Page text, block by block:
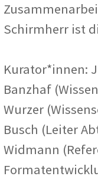
Schirmherr ist
Kurator*innen:
Banzhaf
Wurzer
Busch (Leiter
Widmann